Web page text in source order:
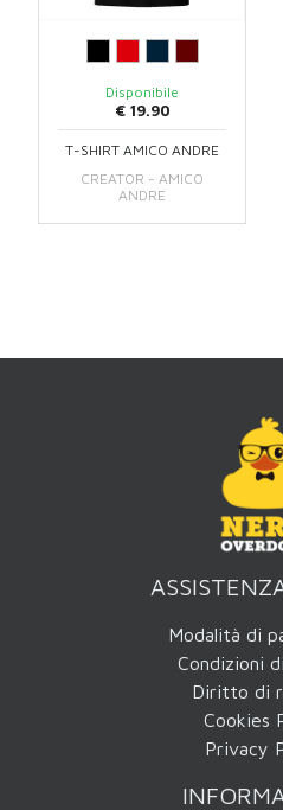
Disponibile
€ 19.90
T-SHIRT AMICO ANDRE
CREATOR - AMICO
ANDRE
Modalità di
Condizioni
Diritto di
Cookies
Privacy